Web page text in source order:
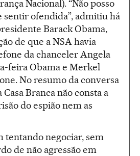
Nacional). “Não posso
sentir ofendida”, admitiu há
Barack Obama,
de que a NSA havia
da chanceler Angela
feira Obama e Merkel
No resumo da conversa
Branca não consta a
do espião nem as
tentando negociar, sem
de não agressão em